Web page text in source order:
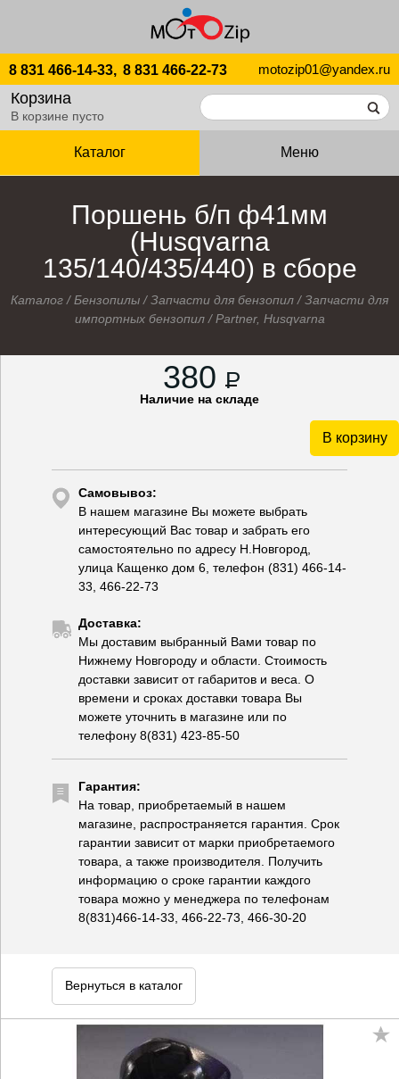
8 831 466-14-33, 8 831 466-22-73 motozip01@yandex.ru
Корзина
В корзине пусто
Каталог Меню
Поршень б/п ф41мм
(Husqvarna
135/140/435/440) в сборе
Каталог /Бензопилы /Запчасти для бензопил /Запчасти для
импортных бензопил/Partner, Husqvarna
380 P
Наличие на складе
В корзину
Самовывоз:
В нашем магазине Вы можете выбрать
интересующий Вас товар и забрать его
самостоятельно по адресу Н.Новгород,
улица Кащенко дом 6, телефон (831) 466-14-
33, 466-22-73
Доставка:
Мы доставим выбранный Вами товар по
Нижнему Новгороду и области. Стоимость
доставки зависит от габаритов и веса. О
времени и сроках доставки товара Вы
можете уточнить в магазине или по
телефону 8(831) 423-85-50
Гарантия:
На товар, приобретаемый в нашем
магазине, распространяется гарантия. Срок
гарантии зависит от марки приобретаемого
товара, а также производителя. Получить
информацию о сроке гарантии каждого
товара можно у менеджера по телефонам
8(831)466-14-33, 466-22-73, 466-30-20
Вернуться в каталог